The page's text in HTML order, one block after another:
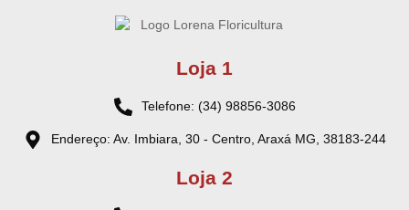
Loja 1
Telefone: (34) 98856-3086
Endereço: Av. Imbiara, 30 - Centro, Araxá MG, 38183-244
Loja 2